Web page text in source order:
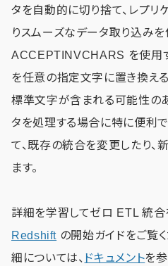
タを自動的に切り捨て、レプリ
りスムーズなデータ取り込みを
ACCEPTINVCHARS を使用
を任意の指定文字に置き換える
標準文字が含まれる可能性の
タを処理する場合に特に便利
て、既存の統合を変更したり、
ます。
詳細を学習してゼロ ETL 統合
Redshift の開始ガイドをご覧
細については、 ドキュメントを参